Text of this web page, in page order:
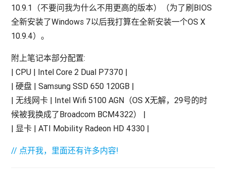
10.9.1（不要问我为什么不用更高的版本）（为了刷BIOS
全新安装了Windows 7以后我打算在全新安装一个OS X
10.9.4）。
附上笔记本部分配置:
| CPU | Intel Core 2 Dual P7370 |
| 硬盘 | Samsung SSD 650 120GB |
| 无线网卡 | Intel Wifi 5100 AGN（OS X无解，29号的时
候被我换成了Broadcom BCM4322） |
| 显卡 | ATI Mobility Radeon HD 4330 |
// 点开我，里面还有许多内容!